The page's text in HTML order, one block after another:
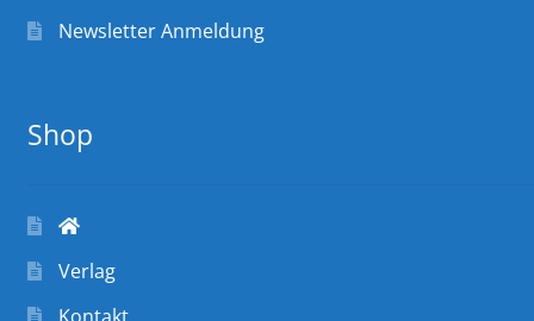
Newsletter Anmeldung
Shop
Verlag
Kontakt